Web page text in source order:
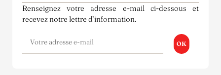
Renseignez votre adresse e-mail ci-dessous et
recevez notre lettre d’information.
OK